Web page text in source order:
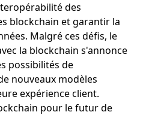
des
blockchain et garantir la
Malgré ces défis, le
la blockchain s'annonce
possibilités de
nouveaux modèles
expérience client.
pour le futur de